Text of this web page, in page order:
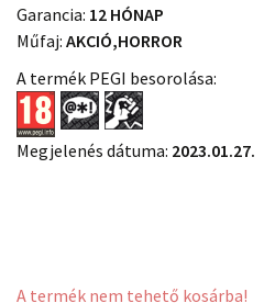
Garancia: 12 HÓNAP
Műfaj: AKCIÓ,HORROR
A termék PEGI besorolása:
Megjelenés dátuma: 2023.01.27.
A termék nem tehető kosárba!